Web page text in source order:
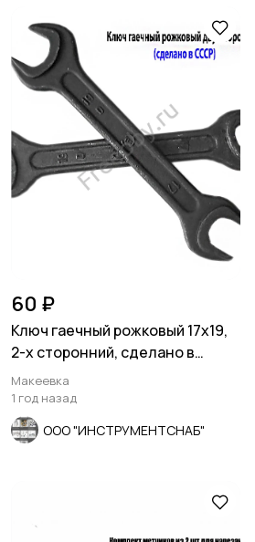
60 ₽
Ключ гаечный рожковый 17х19,
2-х сторонний, сделано в
СССР.
Макеевка
1 год назад
ООО "ИНСТРУМЕНТСНАБ"